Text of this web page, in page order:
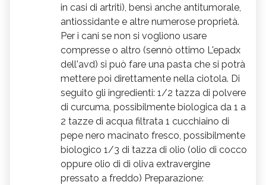
in casi di artriti), bensì anche antitumorale,
antiossidante e altre numerose proprietà.
Per i cani se non si vogliono usare
compresse o altro (sennò ottimo L'epadx
dell'avd) si può fare una pasta che si potrà
mettere poi direttamente nella ciotola. Di
seguito gli ingredienti: 1/2 tazza di polvere
di curcuma, possibilmente biologica da 1 a
2 tazze di acqua filtrata 1 cucchiaino di
pepe nero macinato fresco, possibilmente
biologico 1/3 di tazza di olio (olio di cocco
oppure olio di di oliva extravergine
pressato a freddo) Preparazione: